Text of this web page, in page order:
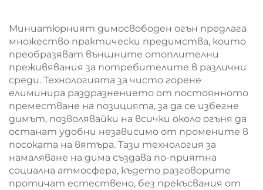
Миниатюрният димосвободен огън предлага
множество практически предимства, които
преобразяват външните отоплителни
преживявания за потребителите в различни
среди. Технологията за чисто горене
елиминира раздразнението от постоянното
преместване на позицията, за да се избегне
димът, позволявайки на всички около огъня да
останат удобни независимо от промените в
посоката на вятъра. Тази технология за
намаляване на дима създава по-приятна
социална атмосфера, където разговорите
протичат естествено, без прекъсвания от